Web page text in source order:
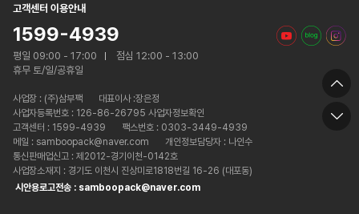
고객센터 이용안내
1599-4939
평일 09:00 - 17:00
점심 12:00 - 13:00
휴무 토/일/공휴일
사업장 : (주)삼부팩
대표이사 :장은정
사업자등록번호 : 126-86-26795 사업자정보확인
고객센터 : 1599-4939
팩스번호 : 0303-3449-4939
메일 : samboopack@naver.com
개인정보담당자 : 나인수
통신판매업신고 : 제2012-경기이천-0142호
사업장소재지 : 경기도 이천시 진상미로1818번길 16-26 (대포동)
시안용로고전송 : samboopack@naver.com